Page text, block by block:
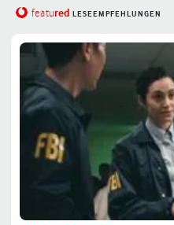
featured LESEEMPFEHLUNGEN